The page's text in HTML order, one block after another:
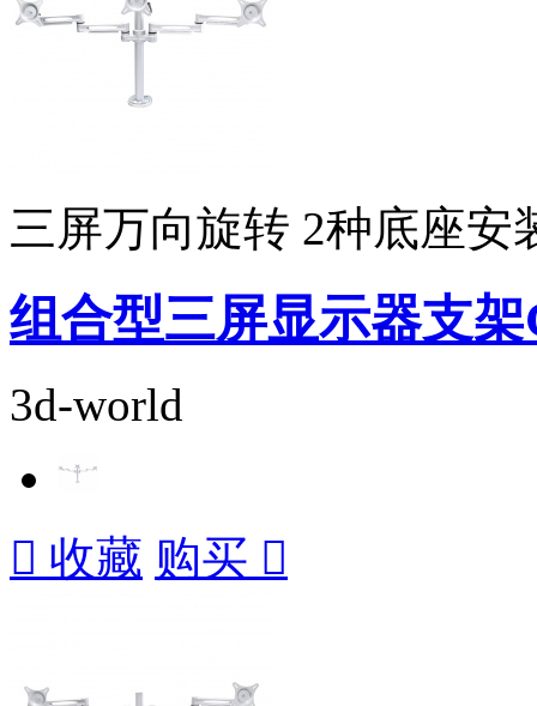
三屏万向旋转 2种底座安
组合型三屏显示器支架
3d-world
 收藏 购买 